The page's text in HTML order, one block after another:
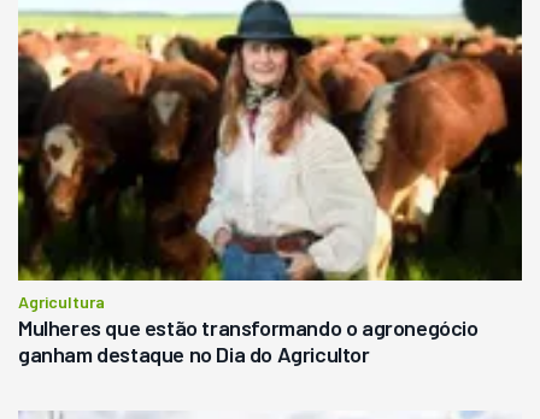
Agricultura
Mulheres que estão transformando o agronegócio
ganham destaque no Dia do Agricultor